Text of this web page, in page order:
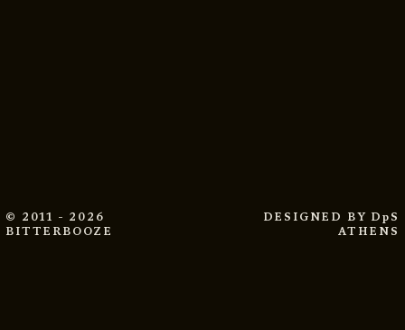
© 2011 - 2026
BITTERBOOZE
DESIGNED BY DpS
ATHENS